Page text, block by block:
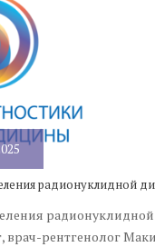
радионуклидной
врач-рентгенолог